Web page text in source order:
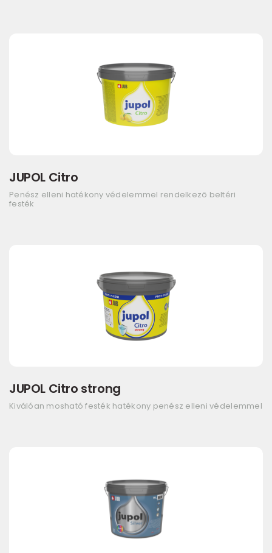
JUPOL Citro
Penész elleni hatékony védelemmel rendelkező beltéri
festék
JUPOL Citro strong
Kiválóan mosható festék hatékony penész elleni védelemmel